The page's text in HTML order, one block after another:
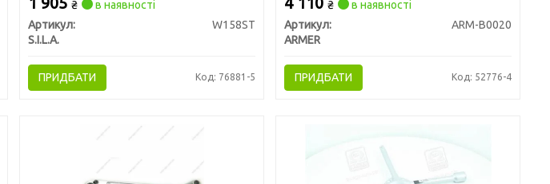
₴
в наявності
Артикул:
W158ST
S.I.L.A.
ПРИДБАТИ Код: 76881-5
₴
в наявності
Артикул:
ARM-B0020
ARMER
ПРИДБАТИ Код: 52776-4